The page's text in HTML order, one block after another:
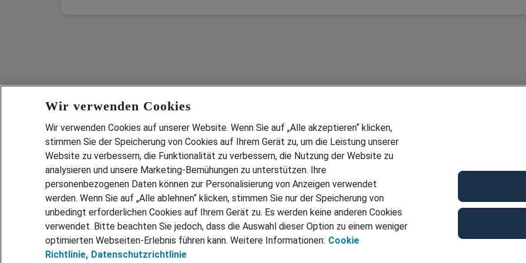
Services
JOBSUCHE
LEBENSLAUF GENERATOR
ZEITARBEIT
PERSONALVERMITTLUNG
PARTNERSHIP WITH AIRBUS
Wir verwenden Cookies
Wir verwenden Cookies auf unserer Website. Wenn Sie auf „Alle akzeptieren“ klicken,
stimmen Sie der Speicherung von Cookies auf Ihrem Gerät zu, um die Leistung unserer
Website zu verbessern, die Funktionalität zu verbessern, die Nutzung der Website zu
analysieren und unsere Marketing-Bemühungen zu unterstützen. Ihre
personenbezogenen Daten können zur Personalisierung von Anzeigen verwendet
werden. Wenn Sie auf „Alle ablehnen“ klicken, stimmen Sie nur der Speicherung von
unbedingt erforderlichen Cookies auf Ihrem Gerät zu. Es werden keine anderen Cookies
verwendet. Bitte beachten Sie jedoch, dass die Auswahl dieser Option zu einem weniger
optimierten Webseiten-Erlebnis führen kann. Weitere Informationen: Cookie
Richtlinie, Datenschutzrichtlinie